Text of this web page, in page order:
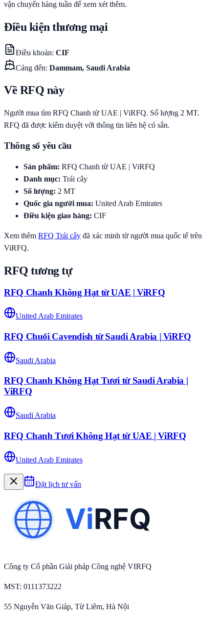
vận chuyển hàng tuần để xem xét thêm.
Điều kiện thương mại
Điều khoản: CIF
Cảng đến: Dammam, Saudi Arabia
Về RFQ này
Người mua tìm RFQ Chanh từ UAE | ViRFQ. Số lượng 2 MT.
RFQ đã được kiểm duyệt với thông tin liên hệ có sẵn.
Thông số yêu cầu
Sản phẩm: RFQ Chanh từ UAE | ViRFQ
Danh mục: Trái cây
Số lượng: 2 MT
Quốc gia người mua: United Arab Emirates
Điều kiện giao hàng: CIF
Xem thêm RFQ Trái cây đã xác minh từ người mua quốc tế trên
ViRFQ.
RFQ tương tự
RFQ Chanh Không Hạt từ UAE | ViRFQ
United Arab Emirates
RFQ Chuối Cavendish từ Saudi Arabia | ViRFQ
Saudi Arabia
RFQ Chanh Không Hạt Tươi từ Saudi Arabia |
ViRFQ
Saudi Arabia
RFQ Chanh Tươi Không Hạt từ UAE | ViRFQ
United Arab Emirates
Đặt lịch tư vấn
Công ty Cổ phần Giải pháp Công nghệ VIRFQ
MST: 0111373222
55 Nguyễn Văn Giáp, Từ Liêm, Hà Nội